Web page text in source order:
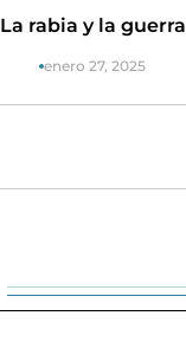
La rabia y la guerra
enero 27, 2025